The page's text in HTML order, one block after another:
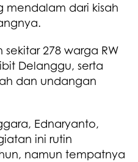
mendalam dari kisah
278 warga RW
Delanggu, serta
dan undangan
Ednaryanto,
ini rutin
namun tempatnya